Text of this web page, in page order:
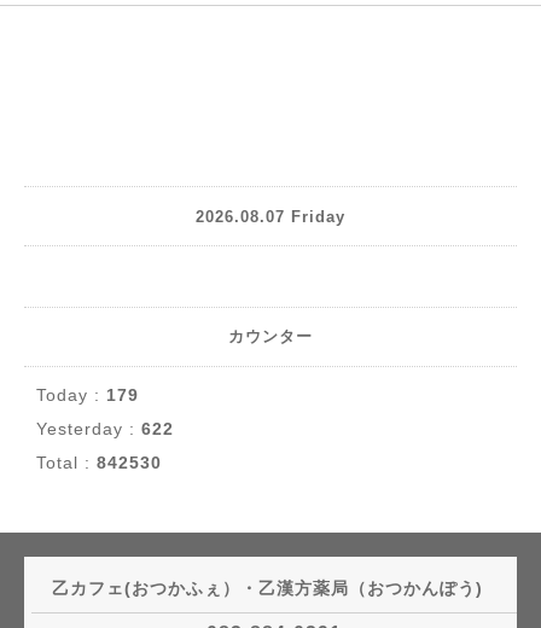
2026.08.07 Friday
カウンター
Today : 179
Yesterday : 622
Total : 842530
乙カフェ(おつかふぇ）・乙漢方薬局（おつかんぽう)